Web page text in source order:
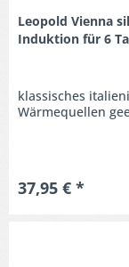
Leopold Vienna
Induktion für 6
klassisches
Wärmequellen
37,95 € *